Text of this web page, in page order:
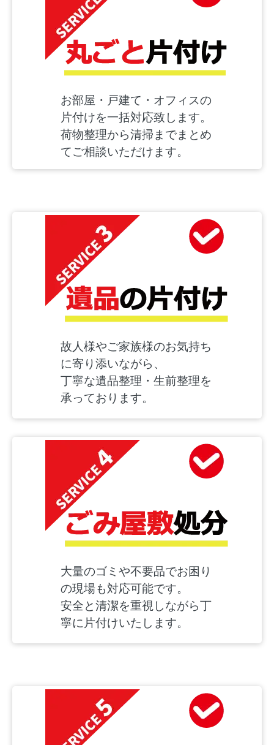
お部屋・戸建て・オフィスの
片付けを一括対応致します。
荷物整理から清掃までまとめ
てご相談いただけます。
故人様やご家族様のお気持ち
に寄り添いながら、
丁寧な遺品整理・生前整理を
承っております。
大量のゴミや不要品でお困り
の現場も対応可能です。
安全と清潔を重視しながら丁
寧に片付けいたします。